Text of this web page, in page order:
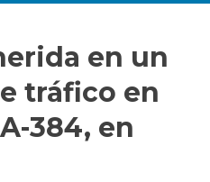
en un
tráfico en
384, en